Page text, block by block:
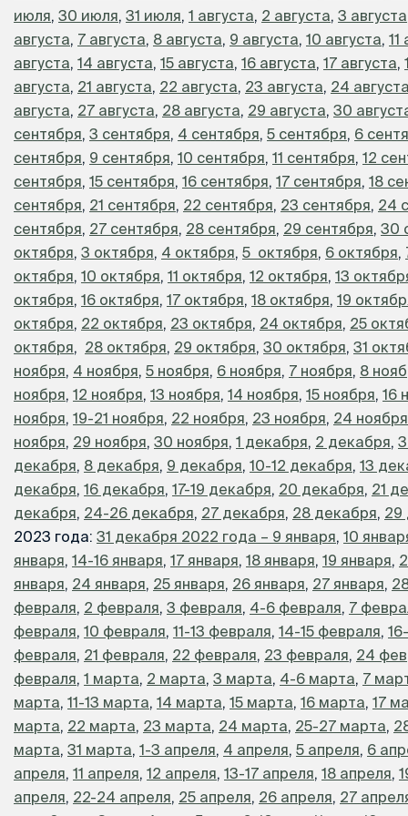
июля, 30 июля, 31 июля, 1 августа, 2 августа, 3 августа
августа, 7 августа, 8 августа, 9 августа, 10 августа, 11
августа, 14 августа, 15 августа, 16 августа, 17 августа,
августа, 21 августа, 22 августа, 23 августа, 24
августа, 27 августа, 28 августа, 29 августа, 30
сентября, 3 сентября, 4 сентября, 5 сентября, 6
сентября, 9 сентября, 10 сентября, 11 сентября, 12
сентября, 15 сентября, 16 сентября, 17 сентября, 18
сентября, 21 сентября, 22 сентября, 23 сентября, 24
сентября, 27 сентября, 28 сентября, 29 сентября, 30
октября, 3 октября, 4 октября, 5 октября, 6 октября,
октября, 10 октября, 11 октября, 12 октября, 13
октября, 16 октября, 17 октября, 18 октября, 19
октября, 22 октября, 23 октября, 24 октября, 25
октября, 28 октября, 29 октября, 30 октября, 31
ноября, 4 ноября, 5 ноября, 6 ноября, 7 ноября, 8
ноября, 12 ноября, 13 ноября, 14 ноября, 15 ноября, 16
ноября, 19-21 ноября, 22 ноября, 23 ноября, 24 ноября
ноября, 29 ноября, 30 ноября, 1 декабря, 2 декабря,
декабря, 8 декабря, 9 декабря, 10-12 декабря, 13
декабря, 16 декабря, 17-19 декабря, 20 декабря, 21
декабря, 24-26 декабря, 27 декабря, 28 декабря, 29
2023 года: 31 декабря 2022 года – 9 января, 10
января, 14-16 января, 17 января, 18 января, 19 января,
января, 24 января, 25 января, 26 января, 27 января,
февраля, 2 февраля, 3 февраля, 4-6 февраля, 7
февраля, 10 февраля, 11-13 февраля, 14-15 февраля,
февраля, 21 февраля, 22 февраля, 23 февраля, 24
февраля, 1 марта, 2 марта, 3 марта, 4-6 марта, 7
марта, 11-13 марта, 14 марта, 15 марта, 16 марта, 17
марта, 22 марта, 23 марта, 24 марта, 25-27 марта,
марта, 31 марта, 1-3 апреля, 4 апреля, 5 апреля, 6
апреля, 11 апреля, 12 апреля, 13-17 апреля, 18 апреля,
апреля, 22-24 апреля, 25 апреля, 26 апреля, 27